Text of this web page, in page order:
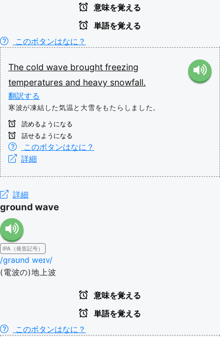
意味を覚える
単語を覚える
このボタンはなに？
The cold wave brought freezing
temperatures and heavy snowfall.
翻訳する
寒波が凍結した気温と大雪をもたらしました。
読めるようになる
話せるようになる
このボタンはなに？
詳細
詳細
ground wave
IPA（発音記号）
/ɡraʊnd weɪv/
(電波の)地上波
意味を覚える
単語を覚える
このボタンはなに？